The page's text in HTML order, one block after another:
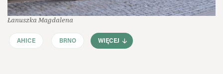
Łanuszka Magdalena
AHICE BRNO WIĘCEJ